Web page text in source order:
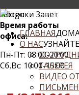
ГЛАВНАЯ
О НАС
ГАЛЕРЕЯ
ВИДЕО
Потолки Завет
Время работы
офиса:
Пн-Пт: 08:00-20:00
Сб,Вс: 10:00-15:00